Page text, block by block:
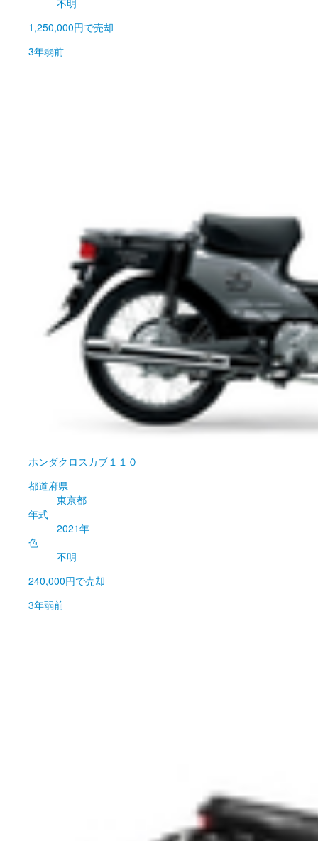
不明
1,250,000円で売却
3年弱前
ホンダクロスカブ１１０
都道府県
東京都
年式
2021年
色
不明
240,000円で売却
3年弱前